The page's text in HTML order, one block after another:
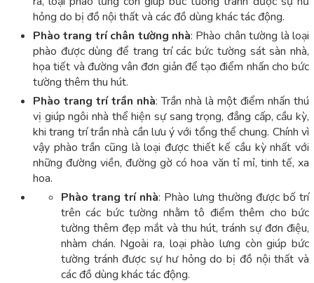
hỏng do bị đồ nội thất và các đồ dùng khác tác động.
Phào trang trí chân tường nhà: Phào chân tường là loại
phào được dùng để trang trí các bức tường sát sàn nhà,
họa tiết và đường vân đơn giản để tạo điểm nhấn cho bức
tường thêm thu hút.
Phào trang trí trần nhà: Trần nhà là một điểm nhấn thú
vị giúp ngôi nhà thể hiện sự sang trọng, đẳng cấp, cầu kỳ,
khi trang trí trần nhà cần lưu ý với tổng thể chung. Chính vì
vậy phào trần cũng là loại được thiết kế cầu kỳ nhất với
những đường viền, đường gờ có hoa văn tỉ mỉ, tinh tế, xa
hoa.
Phào trang trí nhà: Phào lưng thường được bố trí
trên các bức tường nhằm tô điểm thêm cho bức
tường thêm đẹp mắt và thu hút, tránh sự đơn điệu,
nhàm chán. Ngoài ra, loại phào lưng còn giúp bức
tường tránh được sự hư hỏng do bị đồ nội thất và
các đồ dùng khác tác động.